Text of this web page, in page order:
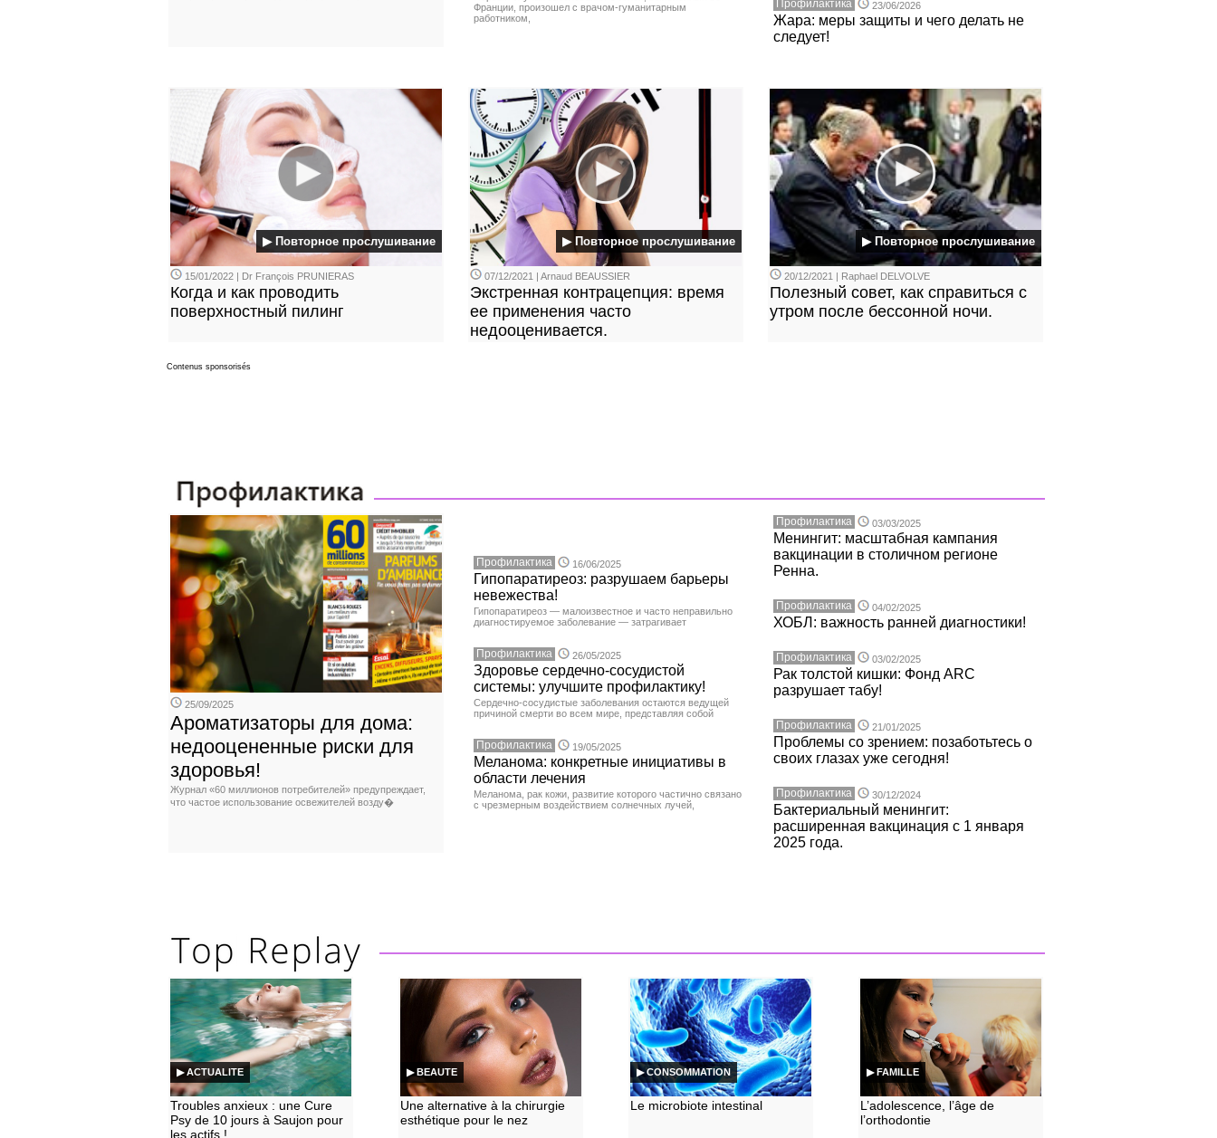
Франции, произошел с врачом-гуманитарным
работником,
Профилактика 23/06/2026
Жара: меры защиты и чего делать не
следует!
▶ Повторное прослушивание
15/01/2022 | Dr François PRUNIERAS
Когда и как проводить
поверхностный пилинг
▶ Повторное прослушивание
07/12/2021 | Arnaud BEAUSSIER
Экстренная контрацепция: время
ее применения часто
недооценивается.
▶ Повторное прослушивание
20/12/2021 | Raphael DELVOLVE
Полезный совет, как справиться с
утром после бессонной ночи.
Contenus sponsorisés
25/09/2025
Ароматизаторы для дома:
недооцененные риски для
здоровья!
Журнал «60 миллионов потребителей» предупреждает,
что частое использование освежителей возду�
Профилактика 16/06/2025
Гипопаратиреоз: разрушаем барьеры
невежества!
Гипопаратиреоз — малоизвестное и часто неправильно
диагностируемое заболевание — затрагивает
Профилактика 26/05/2025
Здоровье сердечно-сосудистой
системы: улучшите профилактику!
Сердечно-сосудистые заболевания остаются ведущей
причиной смерти во всем мире, представляя собой
Профилактика 19/05/2025
Меланома: конкретные инициативы в
области лечения
Меланома, рак кожи, развитие которого частично связано
с чрезмерным воздействием солнечных лучей,
Профилактика 03/03/2025
Менингит: масштабная кампания
вакцинации в столичном регионе
Ренна.
Профилактика 04/02/2025
ХОБЛ: важность ранней диагностики!
Профилактика 03/02/2025
Рак толстой кишки: Фонд ARC
разрушает табу!
Профилактика 21/01/2025
Проблемы со зрением: позаботьтесь о
своих глазах уже сегодня!
Профилактика 30/12/2024
Бактериальный менингит:
расширенная вакцинация с 1 января
2025 года.
▶ ACTUALITE
Troubles anxieux : une Cure
Psy de 10 jours à Saujon pour
les actifs !
▶ BEAUTE
Une alternative à la chirurgie
esthétique pour le nez
▶ CONSOMMATION
Le microbiote intestinal
▶ FAMILLE
L’adolescence, l’âge de
l’orthodontie